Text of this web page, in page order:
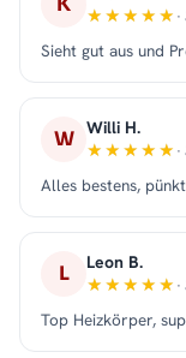
Sieht gut aus und
W Willi H.
Alles bestens,
L Leon B.
Top Heizkörper,